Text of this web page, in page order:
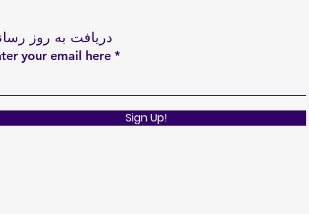
دریافت به روز
your email here
Sign Up!